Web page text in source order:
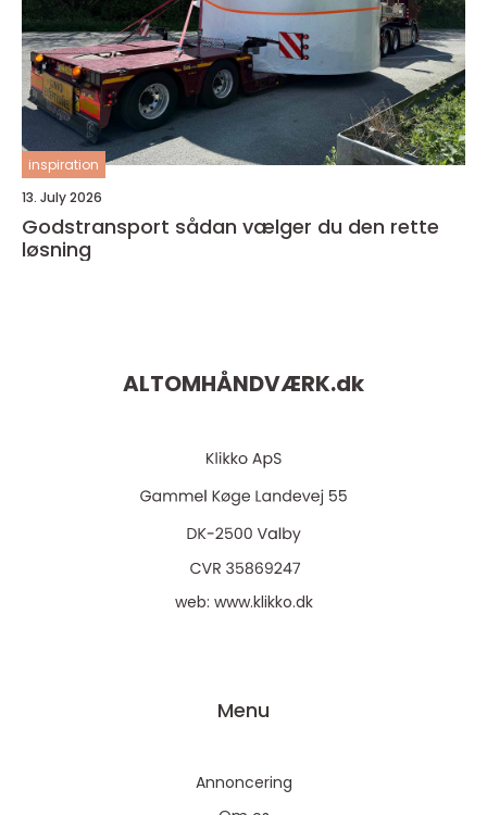
inspiration
13. July 2026
Godstransport sådan vælger du den rette
løsning
ALTOMHÅNDVÆRK.dk
web: www.klikko.dk
Menu
Annoncering